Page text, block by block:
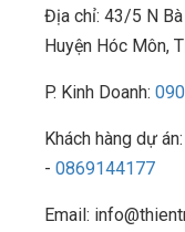
Địa chỉ: 43/5 N
Huyện Hóc Môn,
P. Kinh Doanh:
Khách hàng dự án:
- 0869144177
Email: